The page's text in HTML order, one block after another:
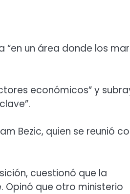
“en un área donde los
económicos” y
Bezic, quien se reunió
cuestionó que la
Opinó que otro ministerio